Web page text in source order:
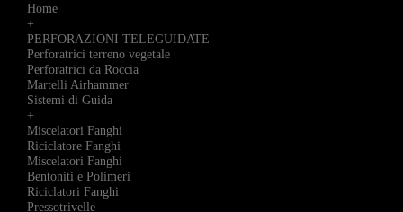
Home
+
PERFORAZIONI TELEGUIDATE
Perforatrici terreno vegetale
Perforatrici da Roccia
Martelli Airhammer
Sistemi di Guida
+
Miscelatori Fanghi
Riciclatore Fanghi
Miscelatori Fanghi
Bentoniti e Polimeri
Riciclatori Fanghi
Pressotrivelle